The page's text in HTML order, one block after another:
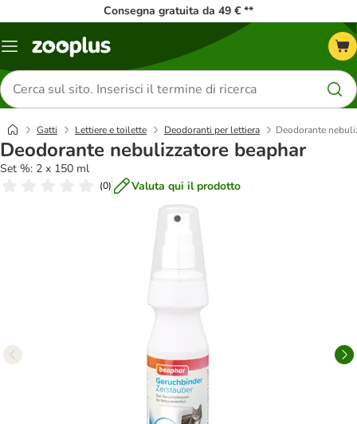
Consegna gratuita da 49 € **
Overview
Cerca
prodotti
Gatti Lettiere e toilette Deodoranti per lettiera Deodorante
Deodorante nebulizzatore beaphar
Set %: 2 x 150 ml
(0) Valuta qui il prodotto